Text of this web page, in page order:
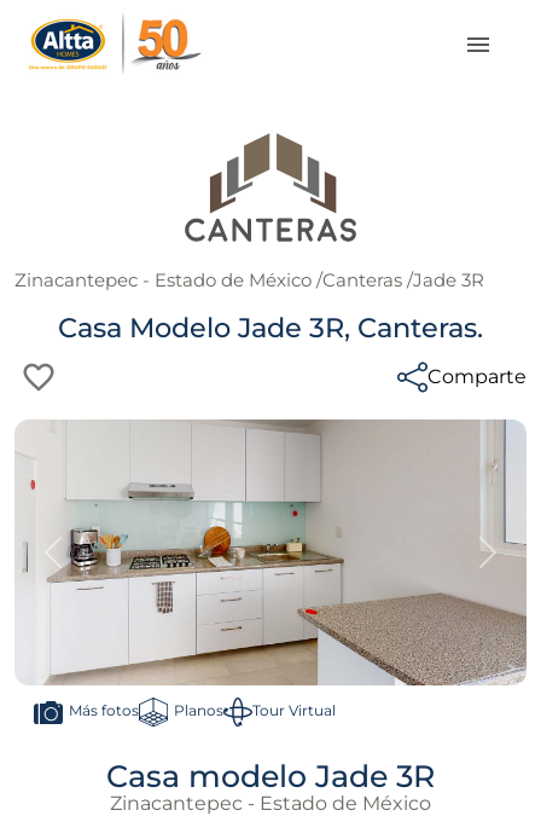
Zinacantepec - Estado de México /Canteras /Jade 3R
Casa Modelo Jade 3R, Canteras.
Comparte
Anterior
Más fotos Planos Tour Virtual
Casa modelo Jade 3R
Zinacantepec - Estado de México